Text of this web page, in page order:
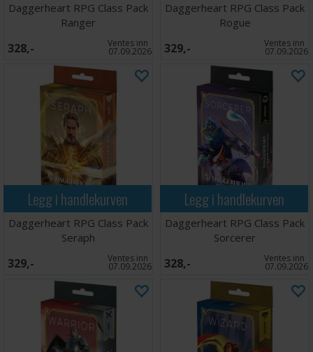
Daggerheart RPG Class Pack
Ranger
328,- Ventes inn
07.09.2026
Daggerheart RPG Class Pack
Rogue
329,- Ventes inn
07.09.2026
Legg i handlekurven
Daggerheart RPG Class Pack
Seraph
329,- Ventes inn
07.09.2026
Legg i handlekurven
Daggerheart RPG Class Pack
Sorcerer
328,- Ventes inn
07.09.2026